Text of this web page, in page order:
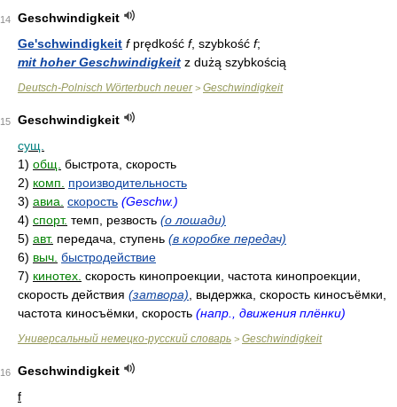
14
Geschwindigkeit
Ge'schwindigkeit fprędkość f, szybkość f;
mit hoher Geschwindigkeit z dużą szybkością
Deutsch-Polnisch Wörterbuch neuer> Geschwindigkeit
15
Geschwindigkeit
сущ.
1) общ. быстрота, скорость
2) комп.
производительность
3) авиа. скорость (Geschw.)
4) спорт. темп, резвость (о лошади)
5) авт. передача, ступень (в коробке передач)
6) выч. быстродействие
7) кинотех. скорость кинопроекции, частота кинопроекции,
скорость действия (затвора) , выдержка, скорость киносъёмки,
частота киносъёмки, скорость (напр., движения плёнки)
Универсальный немецко-русский словарь > Geschwindigkeit
16
Geschwindigkeit
f